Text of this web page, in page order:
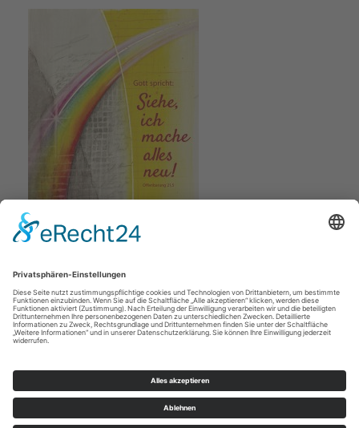
Jahreslosung 2026
(Bahlinger; Verlag am Birnbach)
Impressum Datenschutz
© Ev.-luth. Sophienkirchgemeinde Leipzig 2026